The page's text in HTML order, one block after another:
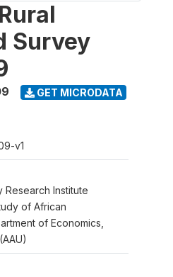
Survey
GET MICRODATA
v1
Research Institute
of African
of Economics,